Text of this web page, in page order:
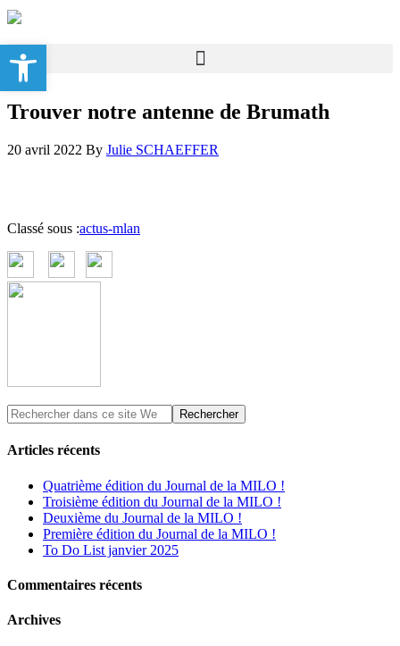
Trouver notre antenne de Brumath
20 avril 2022 By Julie SCHAEFFER
Classé sous :actus-mlan
Articles récents
Quatrième édition du Journal de la MILO !
Troisième édition du Journal de la MILO !
Deuxième du Journal de la MILO !
Première édition du Journal de la MILO !
To Do List janvier 2025
Commentaires récents
Archives
Ouvrir la barre d’outils